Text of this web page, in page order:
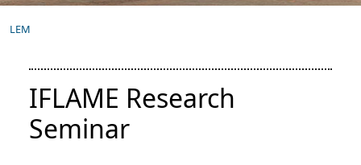
LEM
IFLAME Research
Seminar